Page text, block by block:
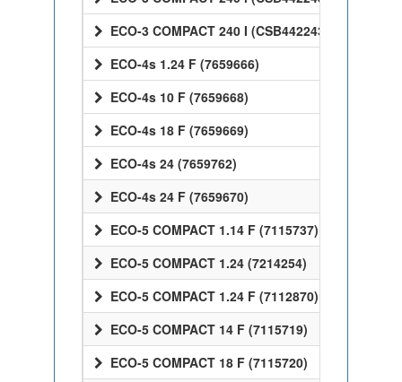
ECO-3 COMPACT 240 I (CSB44224368)
ECO-4s 1.24 F (7659666)
ECO-4s 10 F (7659668)
ECO-4s 18 F (7659669)
ECO-4s 24 (7659762)
ECO-4s 24 F (7659670)
ECO-5 COMPACT 1.14 F (7115737)
ECO-5 COMPACT 1.24 (7214254)
ECO-5 COMPACT 1.24 F (7112870)
ECO-5 COMPACT 14 F (7115719)
ECO-5 COMPACT 18 F (7115720)